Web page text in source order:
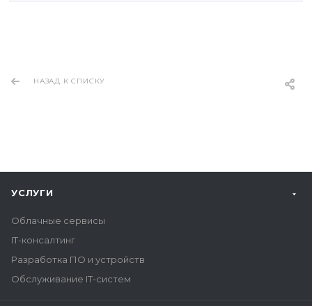
НАЗАД К СПИСКУ
УСЛУГИ
Облачные сервисы
IT-консалтинг
Разработка ПО и устройств
Обслуживание IT-систем